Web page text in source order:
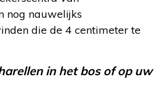
nog nauwelijks
die de 4 centimeter te
in het bos of op uw